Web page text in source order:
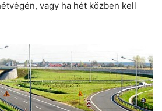
vagy ha hét közben kell